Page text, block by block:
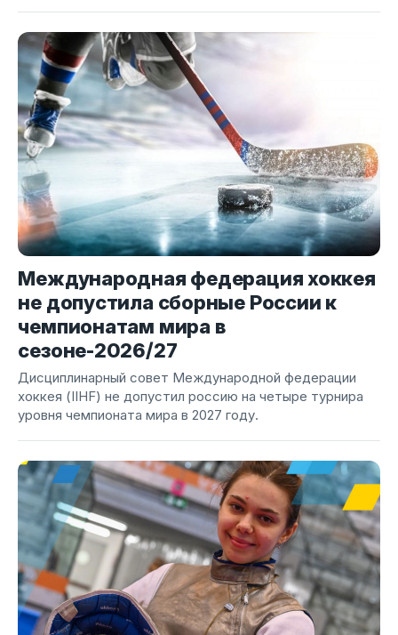
Международная федерация хоккея
не допустила сборные России к
чемпионатам мира в
сезоне-2026/27
Дисциплинарный совет Международной федерации
хоккея (IIHF) не допустил россию на четыре турнира
уровня чемпионата мира в 2027 году.